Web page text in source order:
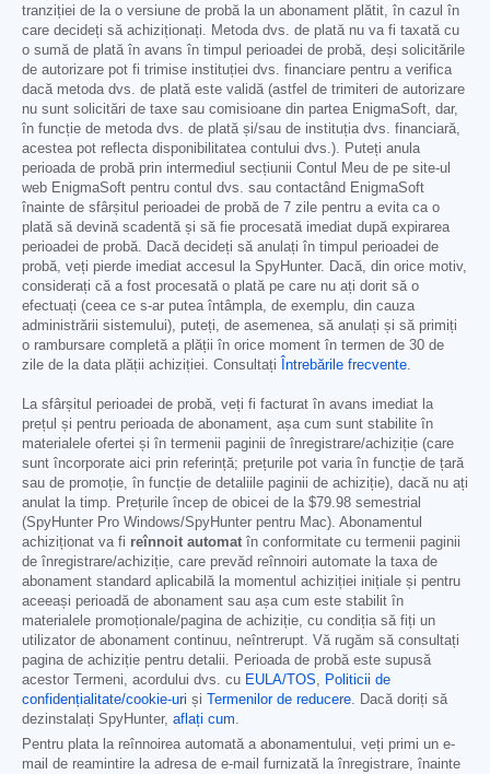
tranziției de la o versiune de probă la un abonament plătit, în cazul în
care decideți să achiziționați. Metoda dvs. de plată nu va fi taxată cu
o sumă de plată în avans în timpul perioadei de probă, deși solicitările
de autorizare pot fi trimise instituției dvs. financiare pentru a verifica
dacă metoda dvs. de plată este validă (astfel de trimiteri de autorizare
nu sunt solicitări de taxe sau comisioane din partea EnigmaSoft, dar,
în funcție de metoda dvs. de plată și/sau de instituția dvs. financiară,
acestea pot reflecta disponibilitatea contului dvs.). Puteți anula
perioada de probă prin intermediul secțiunii Contul Meu de pe site-ul
web EnigmaSoft pentru contul dvs. sau contactând EnigmaSoft
înainte de sfârșitul perioadei de probă de 7 zile pentru a evita ca o
plată să devină scadentă și să fie procesată imediat după expirarea
perioadei de probă. Dacă decideți să anulați în timpul perioadei de
probă, veți pierde imediat accesul la SpyHunter. Dacă, din orice motiv,
considerați că a fost procesată o plată pe care nu ați dorit să o
efectuați (ceea ce s-ar putea întâmpla, de exemplu, din cauza
administrării sistemului), puteți, de asemenea, să anulați și să primiți
o rambursare completă a plății în orice moment în termen de 30 de
zile de la data plății achiziției. Consultați
Întrebările frecvente
La sfârșitul perioadei de probă, veți fi facturat în avans imediat la
prețul și pentru perioada de abonament, așa cum sunt stabilite în
materialele ofertei și în termenii paginii de înregistrare/achiziție (care
sunt încorporate aici prin referință; prețurile pot varia în funcție de țară
sau de promoție, în funcție de detaliile paginii de achiziție), dacă nu ați
anulat la timp. Prețurile încep de obicei de la $79.98 semestrial
(SpyHunter Pro Windows/SpyHunter pentru Mac). Abonamentul
achiziționat va fi reînnoit automat în conformitate cu termenii paginii
de înregistrare/achiziție, care prevăd reînnoiri automate la taxa de
abonament standard aplicabilă la momentul achiziției inițiale și pentru
aceeași perioadă de abonament sau așa cum este stabilit în
materialele promoționale/pagina de achiziție, cu condiția să fiți un
utilizator de abonament continuu, neîntrerupt. Vă rugăm să consultați
pagina de achiziție pentru detalii. Perioada de probă este supusă
acestor Termeni, acordului dvs. cu EULA/TOS
Politicii de
confidențialitate/cookie-uri și Termenilor de reducere . Dacă doriți să
dezinstalați SpyHunter, aflați cum
Pentru plata la reînnoirea automată a abonamentului, veți primi un e-
mail de reamintire la adresa de e-mail furnizată la înregistrare, înainte